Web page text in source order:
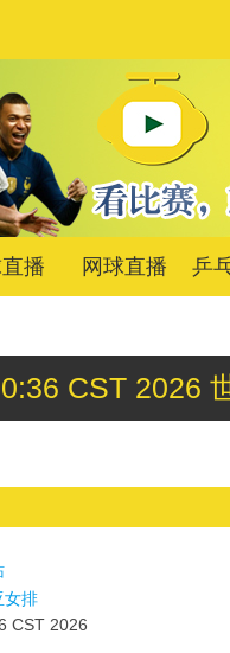
播 网球直播 乒
CST 2026
女排
CST 2026